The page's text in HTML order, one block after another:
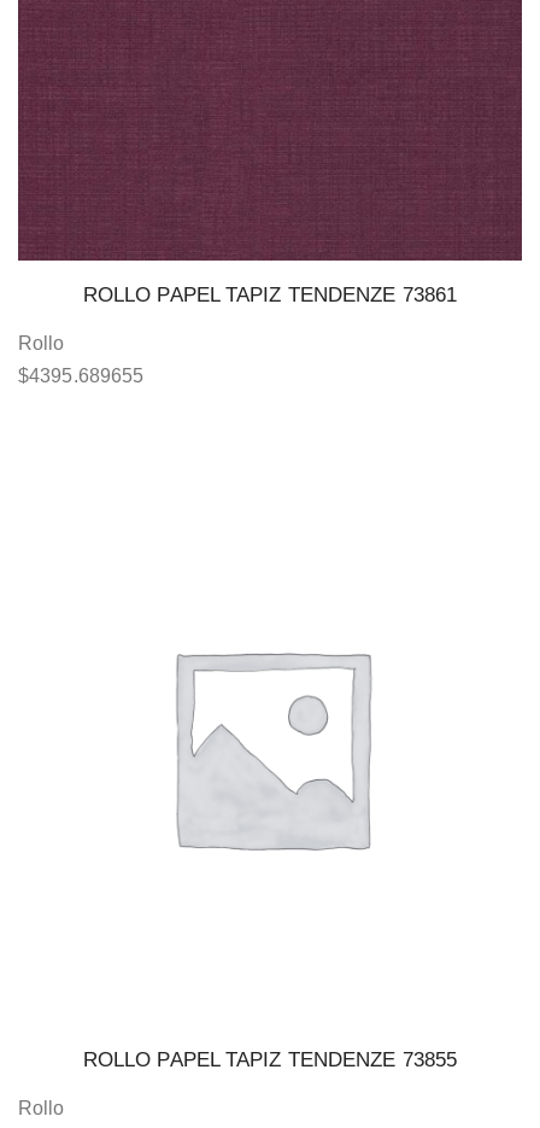
ROLLO PAPEL TAPIZ TENDENZE 73861
Rollo
$4395.689655
ROLLO PAPEL TAPIZ TENDENZE 73855
Rollo